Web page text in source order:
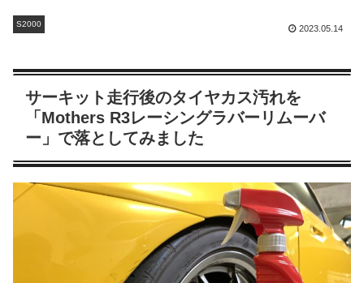
S2000
2023.05.14
サーキット走行後のタイヤカス汚れを
「Mothers R3レーシングラバーリムーバ
ー」で落としてみました